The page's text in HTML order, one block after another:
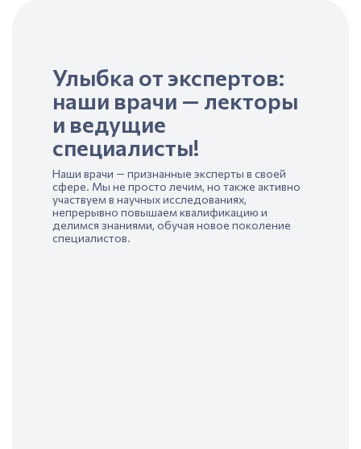
Улыбка от экспертов:
наши врачи — лекторы
и ведущие
специалисты!
Наши врачи — признанные эксперты в своей
сфере. Мы не просто лечим, но также активно
участвуем в научных исследованиях,
непрерывно повышаем квалификацию и
делимся знаниями, обучая новое поколение
специалистов.